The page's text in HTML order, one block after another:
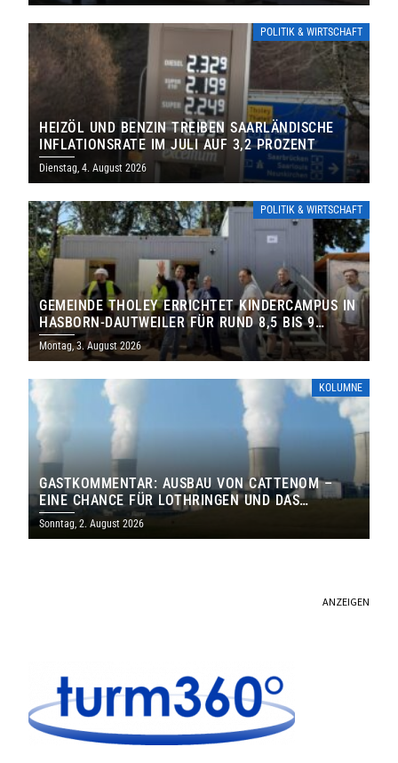
POLITIK & WIRTSCHAFT
HEIZÖL UND BENZIN TREIBEN SAARLÄNDISCHE
INFLATIONSRATE IM JULI AUF 3,2 PROZENT
Dienstag, 4. August 2026
POLITIK & WIRTSCHAFT
GEMEINDE THOLEY ERRICHTET KINDERCAMPUS IN
HASBORN-DAUTWEILER FÜR RUND 8,5 BIS 9
MILLIONEN EURO
Montag, 3. August 2026
KOLUMNE
GASTKOMMENTAR: AUSBAU VON CATTENOM –
EINE CHANCE FÜR LOTHRINGEN UND DAS
SAARLAND
Sonntag, 2. August 2026
ANZEIGEN